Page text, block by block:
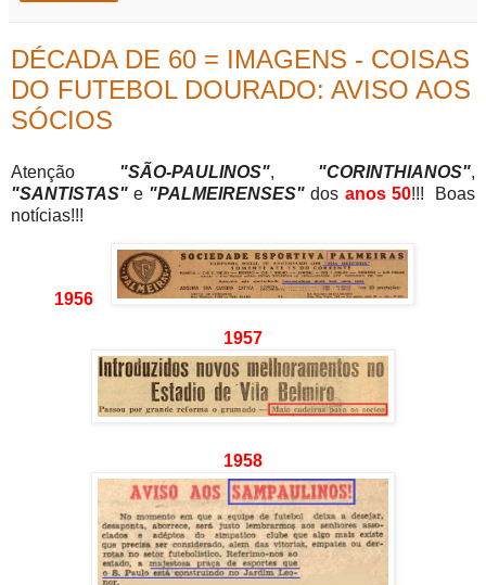
DÉCADA DE 60 = IMAGENS - COISAS
DO FUTEBOL DOURADO: AVISO AOS
SÓCIOS
Atenção "SÃO-PAULINOS", "CORINTHIANOS",
"SANTISTAS" e "PALMEIRENSES"dos anos 50!!! Boas
notícias!!!
1956
1957
1958